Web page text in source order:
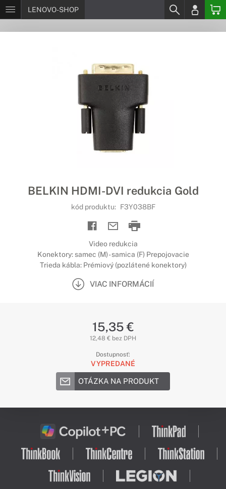
LENOVO-SHOP
BELKIN HDMI-DVI redukcia Gold
kód produktu: F3Y038BF
Video redukcia
Konektory: samec (M) - samica (F) Prepojovacie
Trieda kábla: Prémiový (pozlátené konektory)
VIAC INFORMÁCIÍ
15,35 €
12,48 € bez DPH
Dostupnosť:
VYPREDANÉ
OTÁZKA NA PRODUKT